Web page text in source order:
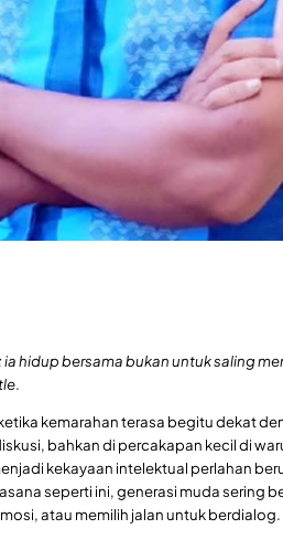
hidup bersama bukan untuk saling
.
kemarahan terasa begitu dekat
bahkan di percakapan kecil di
kekayaan intelektual perlahan
seperti ini, generasi muda sering
atau memilih jalan untuk berdialog.